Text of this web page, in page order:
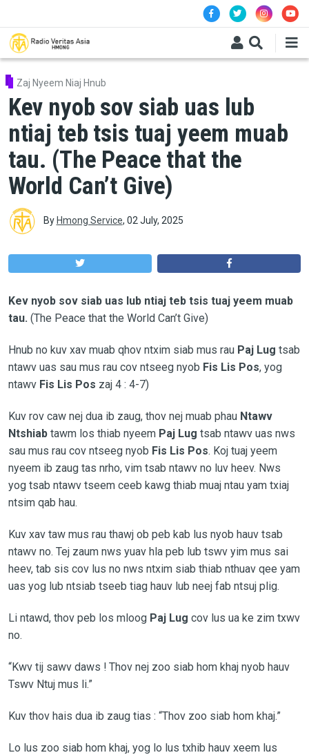
Zaj Nyeem Niaj Hnub
Kev nyob sov siab uas lub
ntiaj teb tsis tuaj yeem muab
tau. (The Peace that the
World Can’t Give)
By Hmong Service, 02 July, 2025
Kev nyob sov siab uas lub ntiaj teb tsis tuaj yeem muab
tau. (The Peace that the World Can’t Give)
Hnub no kuv xav muab qhov ntxim siab mus rau Paj Lug tsab
ntawv uas sau mus rau cov ntseeg nyob Fis Lis Pos, yog
ntawv Fis Lis Pos zaj 4 : 4-7)
Kuv rov caw nej dua ib zaug, thov nej muab phau Ntawv
Ntshiabtawm los thiab nyeem Paj Lug tsab ntawv uas nws
sau mus rau cov ntseeg nyob Fis Lis Pos. Koj tuaj yeem
nyeem ib zaug tas nrho, vim tsab ntawv no luv heev. Nws
yog tsab ntawv tseem ceeb kawg thiab muaj ntau yam txiaj
ntsim qab hau.
Kuv xav taw mus rau thawj ob peb kab lus nyob hauv tsab
ntawv no. Tej zaum nws yuav hla peb lub tswv yim mus sai
heev, tab sis cov lus no nws ntxim siab thiab nthuav qee yam
uas yog lub ntsiab tseeb tiag hauv lub neej fab ntsuj plig.
Li ntawd, thov peb los mloog Paj Lug cov lus ua ke zim txwv
no.
“Kwv tij sawv daws ! Thov nej zoo siab hom khaj nyob hauv
Tswv Ntuj mus li.”
Kuv thov hais dua ib zaug tias : “Thov zoo siab hom khaj.”
Lo lus zoo siab hom khaj, yog lo lus txhib hauv xeem lus